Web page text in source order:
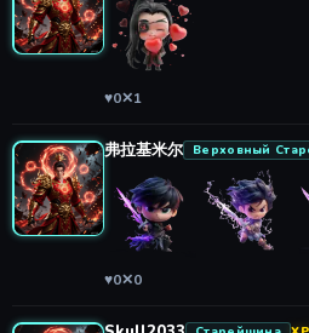
♥0✕1
弗拉基米尔 Верховный
♥0✕0